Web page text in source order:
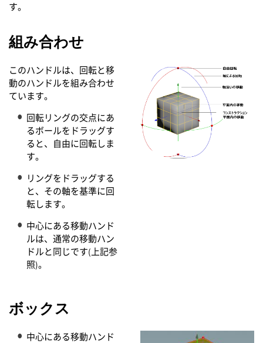
す。
組み合わせ
このハンドルは、回転と移
動のハンドルを組み合わせ
ています。
回転リングの交点にあ
るボールをドラッグす
ると、自由に回転しま
す。
リングをドラッグする
と、その軸を基準に回
転します。
中心にある移動ハンド
ルは、通常の移動ハン
ドルと同じです(上記参
照)。
ボックス
中心にある移動ハンド